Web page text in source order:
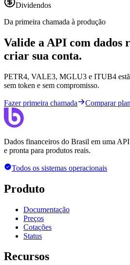
Dividendos
Da primeira chamada à produção
Valide a API com dados
criar sua conta.
PETR4, VALE3, MGLU3 e ITUB4
sem token e sem compromisso.
Fazer primeira chamada Comparar
Dados financeiros do Brasil em uma
e pronta para produtos reais.
Todos os sistemas operacionais
Produto
Documentação
Preços
Cotações
Status
Recursos